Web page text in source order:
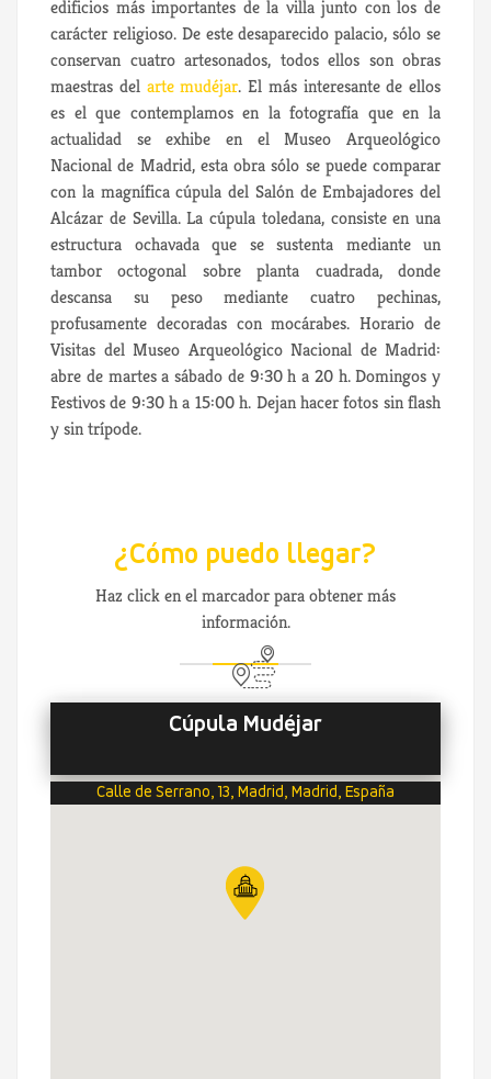
edificios más importantes de la villa junto con los de
carácter religioso. De este desaparecido palacio, sólo se
conservan cuatro artesonados, todos ellos son obras
maestras del arte mudéjar. El más interesante de ellos
es el que contemplamos en la fotografía que en la
actualidad se exhibe en el Museo Arqueológico
Nacional de Madrid, esta obra sólo se puede comparar
con la magnífica cúpula del Salón de Embajadores del
Alcázar de Sevilla. La cúpula toledana, consiste en una
estructura ochavada que se sustenta mediante un
tambor octogonal sobre planta cuadrada, donde
descansa su peso mediante cuatro pechinas,
profusamente decoradas con mocárabes. Horario de
Visitas del Museo Arqueológico Nacional de Madrid:
abre de martes a sábado de 9:30 h a 20 h. Domingos y
Festivos de 9:30 h a 15:00 h. Dejan hacer fotos sin flash
y sin trípode.
¿Cómo puedo llegar?
Haz click en el marcador para obtener más
información.
Cúpula Mudéjar
Calle de Serrano, 13, Madrid, Madrid, España